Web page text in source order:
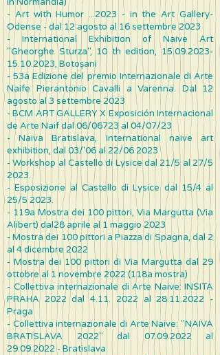
- Art with Humor ...2023 - in the Art Gallery-
Odense - dal 12 agosto al 16 settembre 2023
- International Exhibition of Naive Art
"Gheorghe Sturza", 10 th edition,15.09.2023-
15.10.2023, Botoșani
- 53a Edizione del premio Internazionale di Arte
Naife Pierantonio Cavalli a Varenna. Dal 12
agosto al 3 settembre 2023
- BCM ART GALLERY X Exposición Internacional
de Arte Naif dal 06/06723 al 04/07/23
- Naiva Bratislava, International naive art
exhibition, dal 03/'06 al 22/06 2023
- Workshop al Castello di Lysice dal 21/5 al 27/5
2023.
- Esposizione al Castello di Lysice dal 15/4 al
25/5 2023.
- 119a Mostra dei 100 pittori, Via Margutta (Via
Alibert) dal28 aprile al 1 maggio 2023
- Mostra dei 100 pittori a Piazza di Spagna, dal 2
al 4 dicembre 2022
- Mostra dei 100 pittori di Via Margutta dal 29
ottobre al 1 novembre 2022 (118a mostra)
- Collettiva internazionale di Arte Naive: INSITA
PRAHA 2022 dal4.11. 2022 al28.11.2022 -
Praga
- Collettiva internazionale di Arte Naive: "NAIVA
BRATISLAVA 2022" dal 07.09.2022 al
29.09.2022 - Bratislava